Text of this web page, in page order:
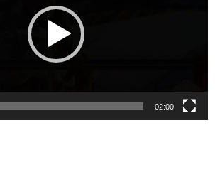
02:00